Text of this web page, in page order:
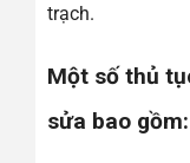
trạch.
Một số thủ
sửa bao gồm: